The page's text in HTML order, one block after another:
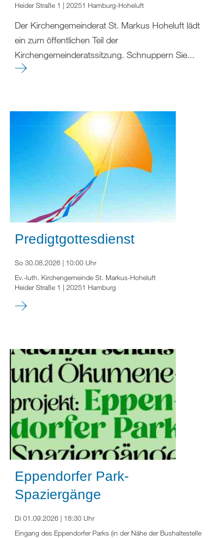
Heider Straße 1 | 20251 Hamburg-Hoheluft
Der Kirchengemeinderat St. Markus Hoheluft lädt
ein zum öffentlichen Teil der
Kirchengemeinderatssitzung. Schnuppern Sie...
Predigtgottesdienst
So 30.08.2026 | 10:00 Uhr
Ev.-luth. Kirchengemeinde St. Markus-Hoheluft
Heider Straße 1 | 20251 Hamburg
Eppendorfer Park-
Spaziergänge
Di 01.09.2026 | 18:30 Uhr
Eingang des Eppendorfer Parks (in der Nähe der Bushaltestelle